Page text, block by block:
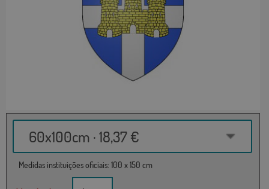
60x100cm · 18,37 €
Medidas instituições oficiais: 100 x 150 cm